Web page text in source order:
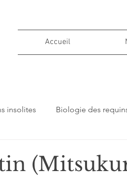
Accueil
insolites Biologie des